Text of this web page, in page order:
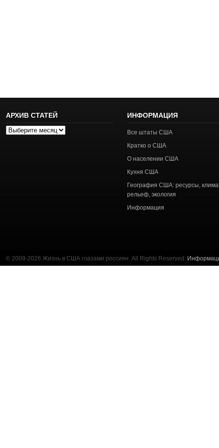
АРХИВ СТАТЕЙ
Архив
ИНФОРМАЦИЯ
Все штаты США
Кратко о США
О населении США
Кухня США
География США: ресурсы,
рельеф, экология
Информация
© 2009-2026 Жизнь в США глазами россиян. All Rights Reserved.